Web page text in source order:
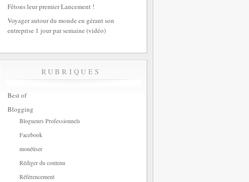
Fêtons leur premier Lancement !
Voyager autour du monde en gérant son
entreprise 1 jour par semaine (vidéo)
RUBRIQUES
Best of
Blogging
Blogueurs Professionnels
Facebook
monétiser
Rédiger du contenu
Référencement